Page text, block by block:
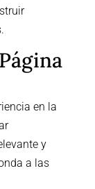
en la
y
a las